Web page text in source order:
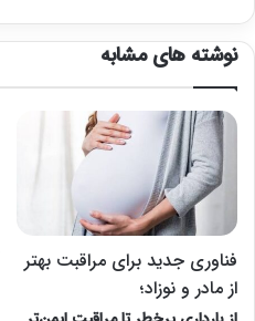
نوشته های مشابه
فناوری جدید برای مراقبت بهتر
از مادر و نوزاد؛